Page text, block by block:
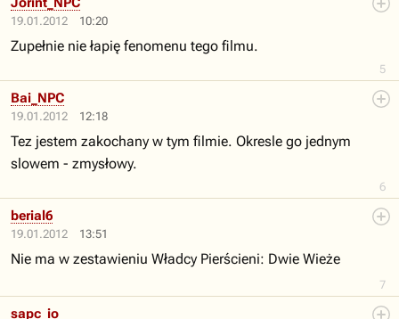
19.01.2012 10:20
5
Zupełnie nie łapię fenomenu tego filmu.
19.01.2012 12:18
6
Bai_NPC
Tez jestem zakochany w tym filmie. Okresle go jednym
slowem - zmysłowy.
19.01.2012 13:51
7
berial6
Nie ma w zestawieniu Władcy Pierścieni: Dwie Wieże
sapc_io